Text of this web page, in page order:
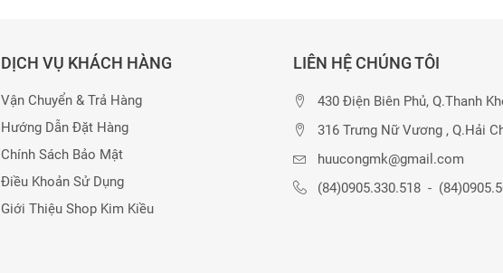
DỊCH VỤ KHÁCH HÀNG
Vận Chuyển & Trả Hàng
Hướng Dẫn Đặt Hàng
Chính Sách Bảo Mật
Điều Khoản Sử Dụng
Giới Thiệu Shop Kim Kiều
LIÊN HỆ CHÚNG TÔI
430 Điện Biên Phủ, Q.Thanh
316 Trưng Nữ Vương , Q.Hải
huucongmk@gmail.com
(84)0905.330.518 -